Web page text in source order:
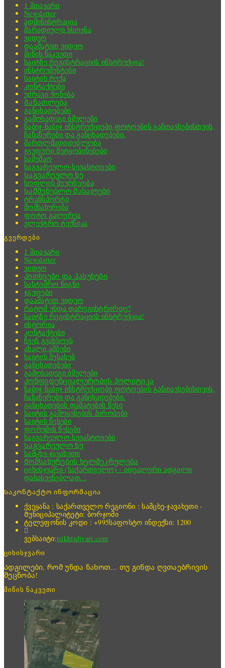
1 მთავარი
Newsletter
ადმინისტრაცია
მარადიული ხსოვნა
ვიდეო
დაამატეთ ვიდეო
მიწის ნაკვეთი
საიტზე რეგისტრაციის ინსტრუქცია!
ინსტრუმენტები
საიტის რუქა
კონტაქტები
უძრავი ქონება
Განათლება
განცხადებები
გამოსადეგი ბმულები
ნაბიჯ-ნაბიჯ ინსტრუქციები ფოტოების განთავსებისთვის,
ჩანაწერები და განცხადებები.
მართლმადიდებლობა
ჯგუფური შეტყობინებები
სამუშაო
საგვარეულო-სევასტოვები
Საგვარეულო ხე
სოფლის მეურნეობა
Სამშენებლო მასალები
ტრანსპორტი
მომსახურება
ფოტო გალერეა
ელექტრო ტექნიკა
გვერდები
1 მთავარი
Newsletter
ვიდეო
Კითხვები და პასუხები
სასტუმრო წიგნი
ჯგუფები
დაამატეთ ვიდეო
რატომ უნდა დარეგისტრირდე?
საიტზე რეგისტრაციის ინსტრუქცია!
ისტორია
კონტაქტები
ჩვენ გვახსოვს
ახალი ამბები
საიტის შესახებ
განცხადებები
გამოსადეგი ბმულები
Კონფიდენციალურობის პოლიტიკა
ნაბიჯ-ნაბიჯ ინსტრუქციები ფოტოების განთავსებისთვის,
ჩანაწერები და განცხადებები.
განცხადების დამატების წესი
საიტის გამოყენების პირობები
საიტის წესები
ფორუმის წესები
საგვარეულო-სევასტოვები
Საგვარეულო ხე
სამცხე-ჯავახეთი
Მომსახურების ხელშეკრულება
ციხისჯვარი (საქართველო) - იდეალური ადგილი
დასასვენებლად. .
Საკონტაქტო ინფორმაცია
ქვეყანა : საქართველორეგიონი : სამცხე-ჯავახეთი -
Მუნიციპალიტეტი: ბორჯომი
ტელეფონის კოდი : +995საფოსტო ინდექსი: 1200
ვებსაიტი:tsikhisdjvari.com
ციხისჯვარი
Ადგილები, რომ უნდა ნახოთ… თუ გინდა ღვთაებრივის
შეცნობა!
მიწის ნაკვეთი